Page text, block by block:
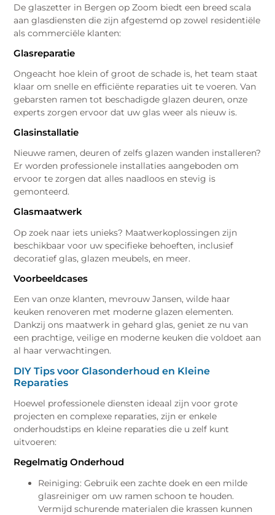
De glaszetter in Bergen op Zoom biedt een breed scala
aan glasdiensten die zijn afgestemd op zowel residentiële
als commerciële klanten:
Glasreparatie
Ongeacht hoe klein of groot de schade is, het team staat
klaar om snelle en efficiënte reparaties uit te voeren. Van
gebarsten ramen tot beschadigde glazen deuren, onze
experts zorgen ervoor dat uw glas weer als nieuw is.
Glasinstallatie
Nieuwe ramen, deuren of zelfs glazen wanden installeren?
Er worden professionele installaties aangeboden om
ervoor te zorgen dat alles naadloos en stevig is
gemonteerd.
Glasmaatwerk
Op zoek naar iets unieks? Maatwerkoplossingen zijn
beschikbaar voor uw specifieke behoeften, inclusief
decoratief glas, glazen meubels, en meer.
Voorbeeldcases
Een van onze klanten, mevrouw Jansen, wilde haar
keuken renoveren met moderne glazen elementen.
Dankzij ons maatwerk in gehard glas, geniet ze nu van
een prachtige, veilige en moderne keuken die voldoet aan
al haar verwachtingen.
DIY Tips voor Glasonderhoud en Kleine
Reparaties
Hoewel professionele diensten ideaal zijn voor grote
projecten en complexe reparaties, zijn er enkele
onderhoudstips en kleine reparaties die u zelf kunt
uitvoeren:
Regelmatig Onderhoud
Reiniging: Gebruik een zachte doek en een milde
glasreiniger om uw ramen schoon te houden.
Vermijd schurende materialen die krassen kunnen